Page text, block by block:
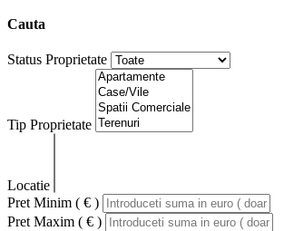
Cauta
Status Proprietate
Tip Proprietate
Locatie
Pret Minim ( € )
Pret Maxim ( € )